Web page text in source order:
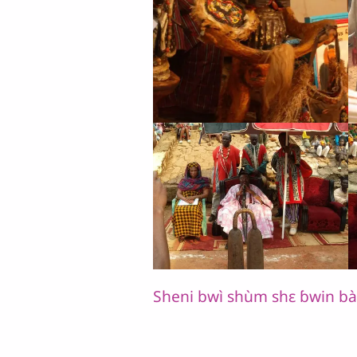
Sheni bwì shùm shɛ ɓwin